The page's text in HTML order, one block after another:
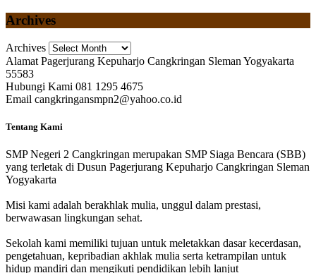
Archives
Archives
Alamat Pagerjurang Kepuharjo Cangkringan Sleman Yogyakarta
55583
Hubungi Kami 081 1295 4675
Email cangkringansmpn2@yahoo.co.id
Tentang Kami
SMP Negeri 2 Cangkringan merupakan SMP Siaga Bencara (SBB)
yang terletak di Dusun Pagerjurang Kepuharjo Cangkringan Sleman
Yogyakarta
Misi kami adalah berakhlak mulia, unggul dalam prestasi,
berwawasan lingkungan sehat.
Sekolah kami memiliki tujuan untuk meletakkan dasar kecerdasan,
pengetahuan, kepribadian akhlak mulia serta ketrampilan untuk
hidup mandiri dan mengikuti pendidikan lebih lanjut